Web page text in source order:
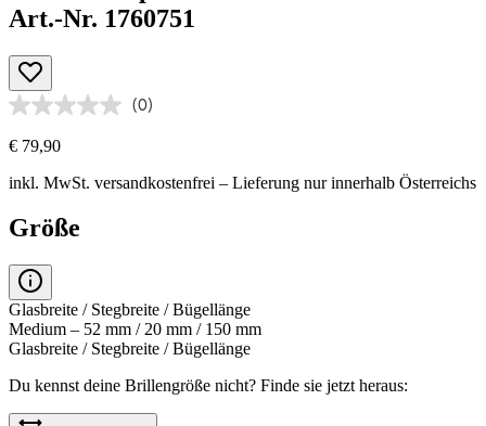
Art.-Nr. 1760751
(0)
€ 79,90
inkl. MwSt. versandkostenfrei – Lieferung nur innerhalb Österreichs
Größe
Glasbreite / Stegbreite / Bügellänge
Medium – 52 mm / 20 mm / 150 mm
Glasbreite / Stegbreite / Bügellänge
Du kennst deine Brillengröße nicht? Finde sie jetzt heraus: